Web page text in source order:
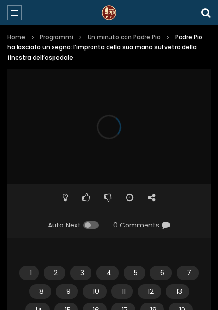
Home Programmi Un minuto con Padre Pio
Padre Pio
ha lasciato un segno: l’impronta della sua mano sul vetro della
finestra dell’ospedale
Auto Next 0 Comments
1 2 3 4 5 6
7
8
9 10 11 12
13